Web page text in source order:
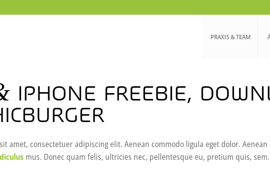
PRAXIS & TEAM
IPHONE FREEBIE,
amet, consectetuer adipiscing elit. Aenean commodo ligula eget dolor.
mus. Donec quam felis, ultricies nec, pellentesque eu, pretium quis,